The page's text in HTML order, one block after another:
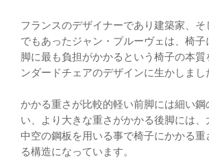
フランスのデザイナーであり建築家、そ
でもあったジャン・プルーヴェは、椅子
脚に最も負担がかかるという椅子の本質
ンダードチェアのデザインに生かしまし
かかる重さが比較的軽い前脚には細い鋼
い、より大きな重さがかかる後脚には、
中空の鋼板を用いる事で椅子にかかる
る構造になっています。